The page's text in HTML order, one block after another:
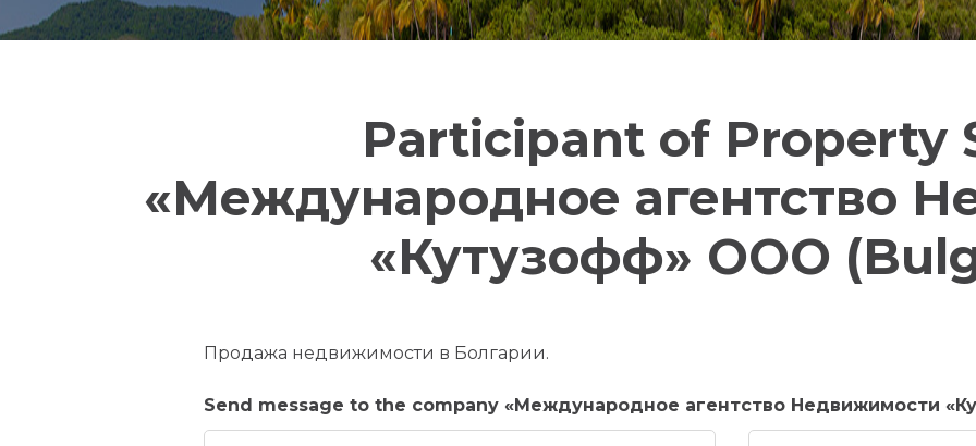
Participant of Property
«Международное агентство
«Кутузофф» ООО
Продажа недвижимости в Болгарии.
Send message to the company «Международное агентство Недвижимости